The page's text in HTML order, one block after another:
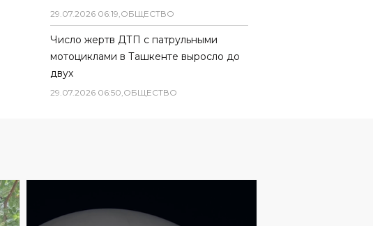
29.07.2026 06:19,ОБЩЕСТВО
Число жертв ДТП с патрульными
мотоциклами в Ташкенте выросло до
двух
29.07.2026 06:50,ОБЩЕСТВО